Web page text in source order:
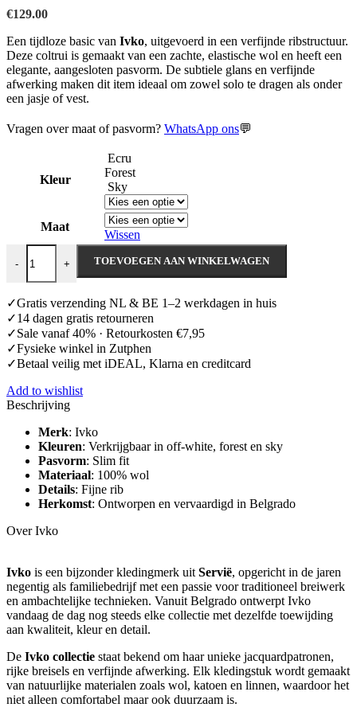
€129.00
Een tijdloze basic van Ivko, uitgevoerd in een verfijnde ribstructuur.
Deze coltrui is gemaakt van een zachte, elastische wol en heeft een
elegante, aangesloten pasvorm. De subtiele glans en verfijnde
afwerking maken dit item ideaal om zowel solo te dragen als onder
een jasje of vest.
Vragen over maat of pasvorm? WhatsApp ons💬
Kleur
Ecru
Forest
Sky
Maat
Wissen
-
Ivko Ribbed Rollneck Pullover aantal
+ TOEVOEGEN AAN WINKELWAGEN
✓Gratis verzending NL & BE 1–2 werkdagen in huis
✓14 dagen gratis retourneren
✓Sale vanaf 40% · Retourkosten €7,95
✓Fysieke winkel in Zutphen
✓Betaal veilig met iDEAL, Klarna en creditcard
Add to wishlist
Beschrijving
Merk: Ivko
Kleuren: Verkrijgbaar in off-white, forest en sky
Pasvorm: Slim fit
Materiaal: 100% wol
Details: Fijne rib
Herkomst: Ontworpen en vervaardigd in Belgrado
Over Ivko
Ivko is een bijzonder kledingmerk uit Servië, opgericht in de jaren
negentig als familiebedrijf met een passie voor traditioneel breiwerk
en ambachtelijke technieken. Vanuit Belgrado ontwerpt Ivko
vandaag de dag nog steeds elke collectie met dezelfde toewijding
aan kwaliteit, kleur en detail.
De Ivko collectie staat bekend om haar unieke jacquardpatronen,
rijke breisels en verfijnde afwerking. Elk kledingstuk wordt gemaakt
van natuurlijke materialen zoals wol, katoen en linnen, waardoor het
niet alleen comfortabel maar ook duurzaam is.